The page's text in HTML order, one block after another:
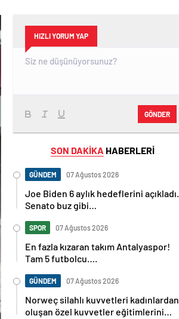
HIZLI YORUM YAP
GÖNDER
SON DAKİKA HABERLERİ
GÜNDEM 07 Ağustos 2026
Joe Biden 6 aylık hedeflerini açıkladı.
Senato buz gibi…
SPOR 07 Ağustos 2026
En fazla kızaran takım Antalyaspor!
Tam 5 futbolcu….
GÜNDEM 07 Ağustos 2026
Norweç silahlı kuvvetleri kadınlardan
oluşan özel kuvvetler eğitimlerini